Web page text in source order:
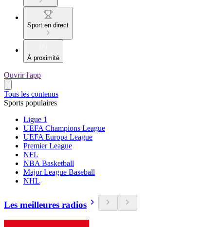
Sport en direct
À proximité
Ouvrir l'app
Tous les contenus
Sports populaires
Ligue 1
UEFA Champions League
UEFA Europa League
Premier League
NFL
NBA Basketball
Major League Baseball
NHL
Les meilleures radios